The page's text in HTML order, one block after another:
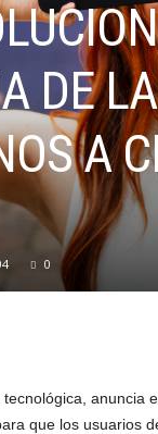
DE
A
0
anuncia
que los usuarios